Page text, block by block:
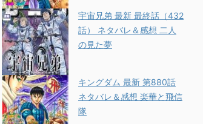
宇宙兄弟 最新 最終話（432
話） ネタバレ＆感想 二人
の見た夢
キングダム 最新 第880話
ネタバレ＆感想 楽華と飛信
隊